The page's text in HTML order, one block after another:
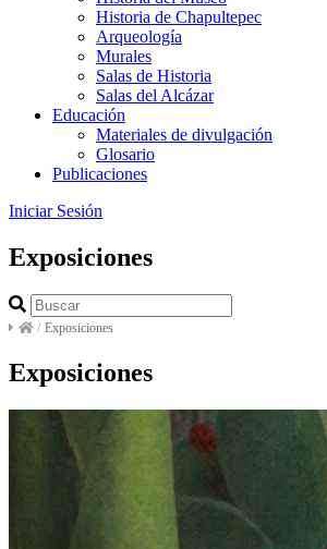
Historia de Chapultepec
Arqueología
Murales
Salas de Historia
Salas del Alcázar
Educación
Materiales de divulgación
Glosario
Publicaciones
Iniciar Sesión
Exposiciones
/ Exposiciones
Exposiciones